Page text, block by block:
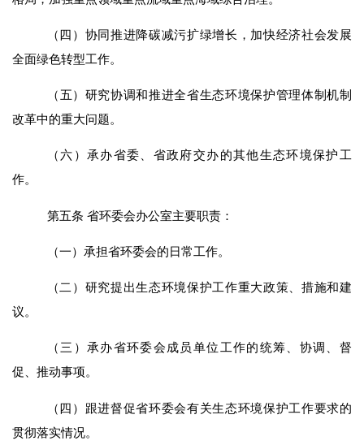
（四） 协同推进降碳减污扩绿增长，加快经济社会发展
全面绿色转型工作。
（ 五）研究协调和推进全省生态环境保护管理体制机制
改革中的重大问题。
（六 ）承办省委、省政府交办的其他生态环境保护工
作。
第五条 省环委会办公室主要职责：
（一）承担省环委会的日常工作。
（二）研究提出生态环境保护工作重大政策、措施和建
议。
（三）承办省环委会成员单位工作的统筹、协调、督
促、推动事项。
（四） 跟进督促省环委会有关生态环境保护工作要求的
贯彻落实情况。